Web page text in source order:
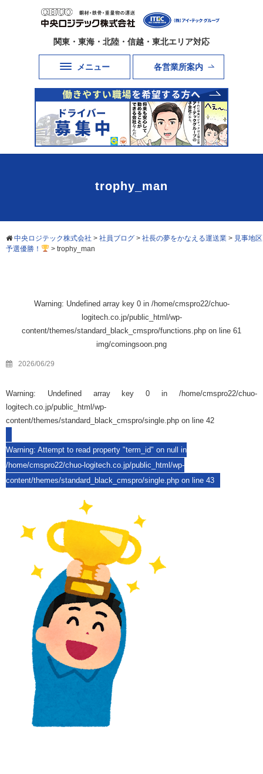
関東・東海・北陸・信越・東北エリア対応
メニュー 各営業所案内
trophy_man
中央ロジテック株式会社 > 社員ブログ > 社長の夢をかなえる運送業 > 見事地区
予選優勝！
> trophy_man
Warning: Undefined array key 0 in /home/cmspro22/chuo-
logitech.co.jp/public_html/wp-
content/themes/standard_black_cmspro/functions.php on line 61
img/comingsoon.png
2026/06/29
Warning: Undefined array key 0 in /home/cmspro22/chuo-
logitech.co.jp/public_html/wp-
content/themes/standard_black_cmspro/single.php on line 42
Warning: Attempt to read property "term_id" on null in
/home/cmspro22/chuo-logitech.co.jp/public_html/wp-
content/themes/standard_black_cmspro/single.php on line 43